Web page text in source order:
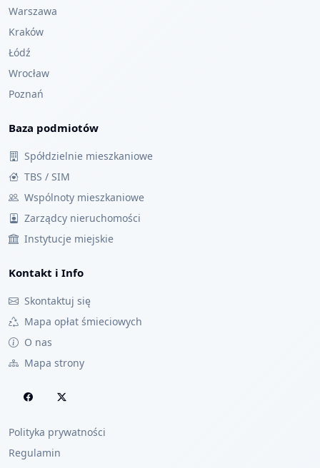
Warszawa
Kraków
Łódź
Wrocław
Poznań
Baza podmiotów
Spółdzielnie mieszkaniowe
TBS / SIM
Wspólnoty mieszkaniowe
Zarządcy nieruchomości
Instytucje miejskie
Kontakt i Info
Skontaktuj się
Mapa opłat śmieciowych
O nas
Mapa strony
Polityka prywatności
Regulamin